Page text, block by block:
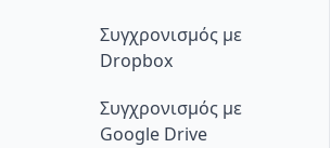
Συγχρονισμός με
Dropbox
Συγχρονισμός με
Google Drive